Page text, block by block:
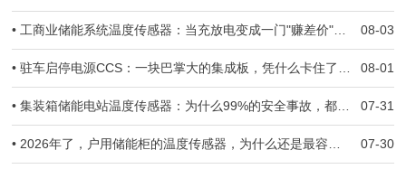
08-03
• 工商业储能系统温度传感器：当充放电变成一门"赚差价"的生意，温度一旦失准，亏的就是真金白银
08-01
• 驻车启停电源CCS：一块巴掌大的集成板，凭什么卡住了几十万辆车子的交付？
07-31
• 集装箱储能电站温度传感器：为什么99%的安全事故，都跟温度监测失准有关
07-30
• 2026年了，户用储能柜的温度传感器，为什么还是最容易被忽视的那一环？